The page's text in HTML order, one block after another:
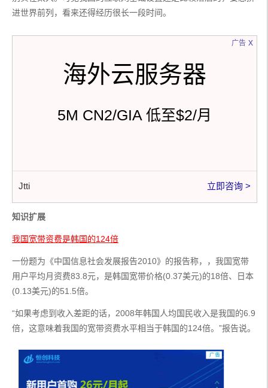
进世界前列，看来还得经历很长一段时间。
广告
海外云服务器
5M CN2/GIA 低至$2/月
Jtti 立即咨询 >
x
知识扩展
我国宽带资费是韩国的124倍
一份题为《中国信息社会发展报告2010》的报告称，，我国宽带
用户平均月资费83.8元，是韩国宽带价格(0.37美元)的18倍、日本
(0.13美元)的51.5倍。
“如果考虑到收入差距的话，2008年韩国人均国民收入是我国的6.9
倍，这意味着我国的宽带资费水平相当于韩国的124倍。”报告说。